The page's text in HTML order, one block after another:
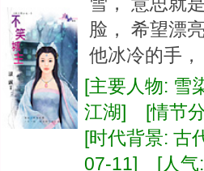
脸， 希望漂
他冰冷的手
[主要人物: 雪
江湖] [情节
[时代背景:
07-11] [人